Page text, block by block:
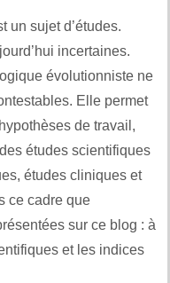
un sujet d’études.
incertaines.
évolutionniste ne
Elle permet
de travail,
études scientifiques
études cliniques et
ce cadre que
sur ce blog : à
et les indices